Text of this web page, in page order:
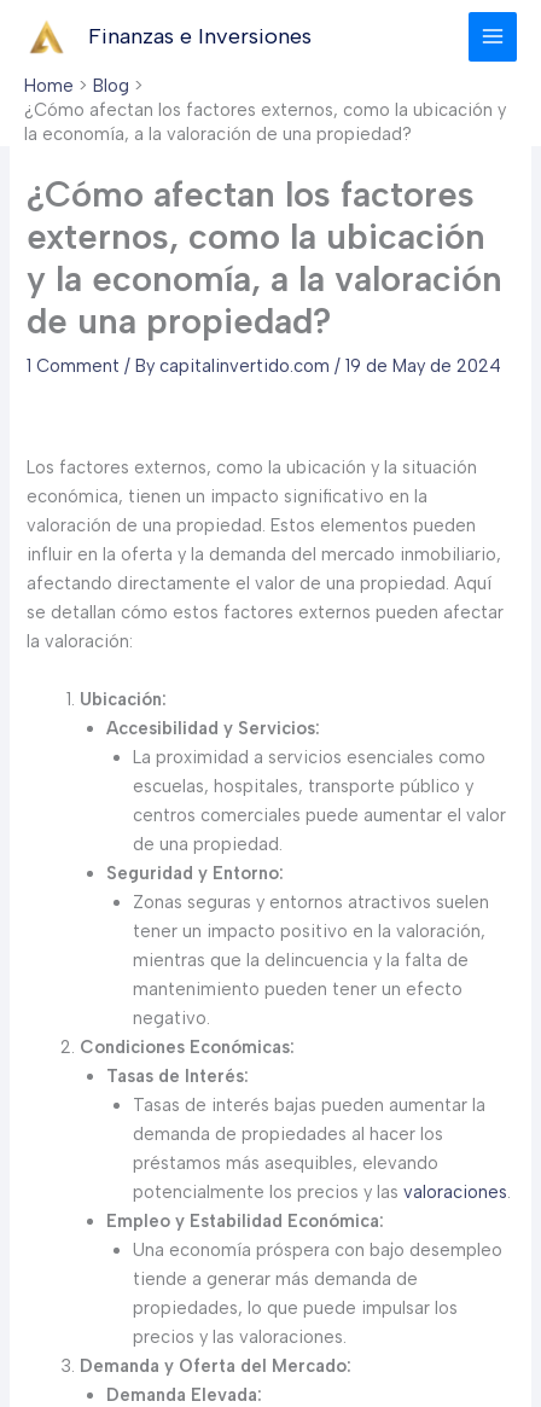
Finanzas e Inversiones
Home
Blog
¿Cómo afectan los factores externos, como la ubicación y
la economía, a la valoración de una propiedad?
¿Cómo afectan los factores
externos, como la ubicación
y la economía, a la valoración
de una propiedad?
1 Comment / Bycapitalinvertido.com/19 de May de 2024
Los factores externos, como la ubicación y la situación
económica, tienen un impacto significativo en la
valoración de una propiedad. Estos elementos pueden
influir en la oferta y la demanda del mercado inmobiliario,
afectando directamente el valor de una propiedad. Aquí
se detallan cómo estos factores externos pueden afectar
la valoración:
Ubicación:
Accesibilidad y Servicios:
La proximidad a servicios esenciales como
escuelas, hospitales, transporte público y
centros comerciales puede aumentar el valor
de una propiedad.
Seguridad y Entorno:
Zonas seguras y entornos atractivos suelen
tener un impacto positivo en la valoración,
mientras que la delincuencia y la falta de
mantenimiento pueden tener un efecto
negativo.
Condiciones Económicas:
Tasas de Interés:
Tasas de interés bajas pueden aumentar la
demanda de propiedades al hacer los
préstamos más asequibles, elevando
potencialmente los precios y las valoraciones.
Empleo y Estabilidad Económica:
Una economía próspera con bajo desempleo
tiende a generar más demanda de
propiedades, lo que puede impulsar los
precios y las valoraciones.
Demanda y Oferta del Mercado:
Demanda Elevada: